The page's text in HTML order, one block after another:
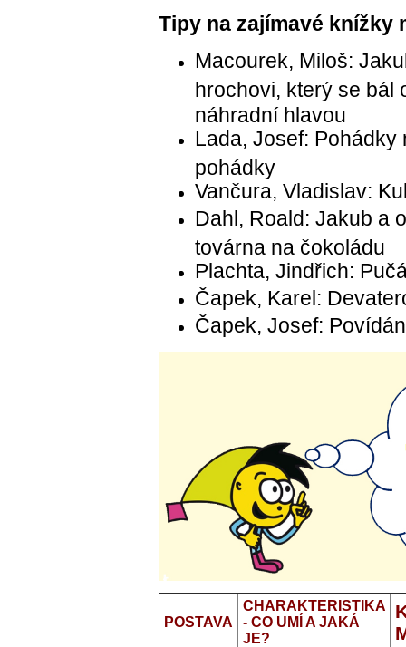
Tipy na zajímavé knížky
Macourek, Miloš:
hrochovi, který se bál
náhradní hlavou
Lada, Josef: Pohádky
pohádky
Vančura, Vladislav:
Dahl, Roald: Jakub a
továrna na čokoládu
Plachta, Jindřich:
Čapek, Karel:
Čapek, Josef:
POSTAVA
CHARAKTERISTIKA
- CO UMÍ A JAKÁ
JE?